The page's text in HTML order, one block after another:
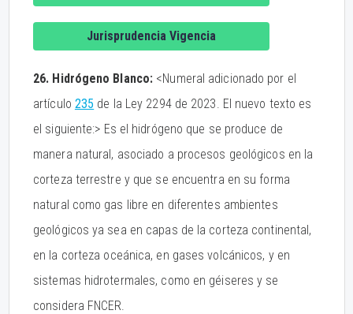
Jurisprudencia Vigencia
26. Hidrógeno Blanco: <Numeral adicionado por el
artículo 235 de la Ley 2294 de 2023. El nuevo texto es
el siguiente:> Es el hidrógeno que se produce de
manera natural, asociado a procesos geológicos en la
corteza terrestre y que se encuentra en su forma
natural como gas libre en diferentes ambientes
geológicos ya sea en capas de la corteza continental,
en la corteza oceánica, en gases volcánicos, y en
sistemas hidrotermales, como en géiseres y se
considera FNCER.